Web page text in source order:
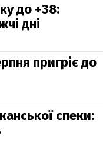
до +38:
дні
пригріє до
спеки: